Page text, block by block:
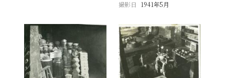
撮影日
1941年5月